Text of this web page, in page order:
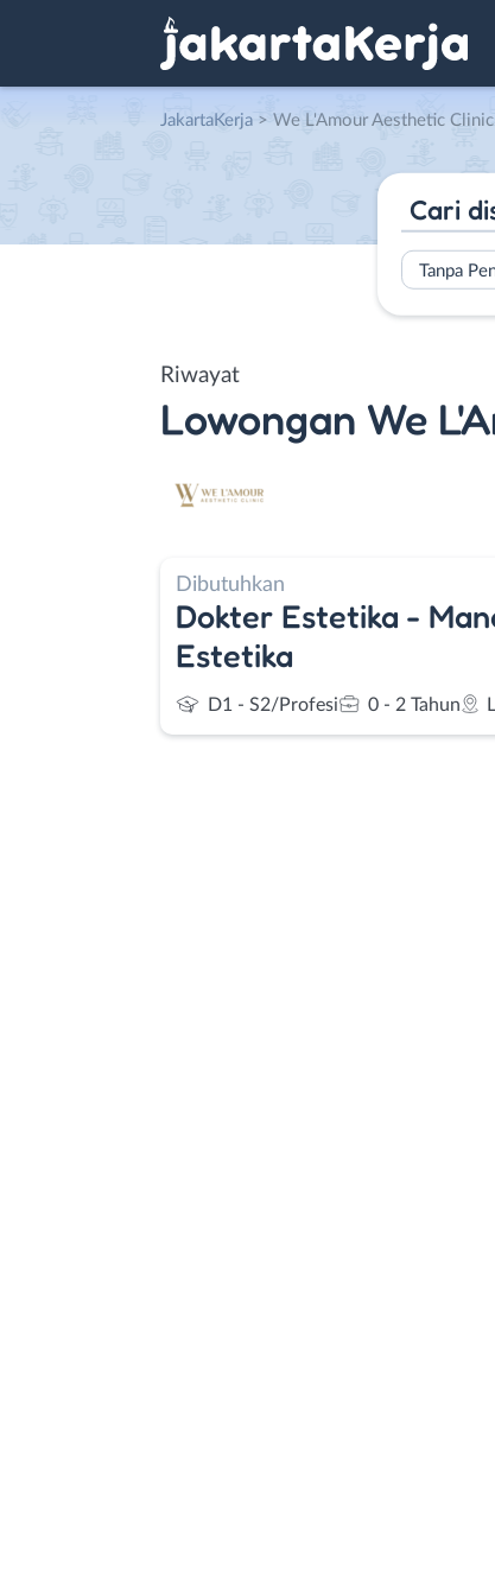
JakartaKerja > We L'Amour Aesthetic Clinic
Tanpa
Riwayat
Lowongan We
Dibutuhkan
Dokter Estetika -
Estetika
D1 - S2/Profesi 0 - 2 Tahun